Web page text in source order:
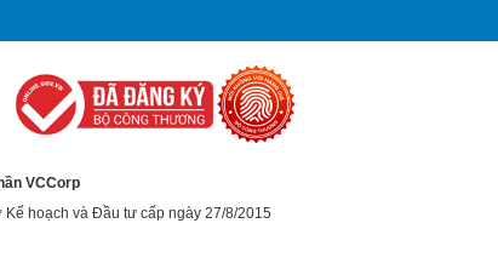
VCCorp
hoạch và Đầu tư cấp ngày 27/8/2015